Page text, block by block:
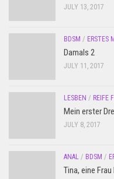
JULY 13, 2017
BDSM / ERSTES
Damals 2
JULY 11, 2017
LESBEN / REIFE
Mein erster
JULY 8, 2017
ANAL / BDSM /
Tina, eine